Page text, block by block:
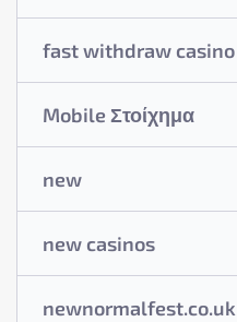
fast withdraw casino
Mobile Στοίχημα
new
new casinos
newnormalfest.co.uk